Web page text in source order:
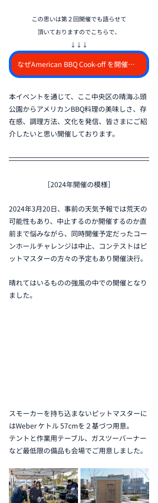
この思いは第２回開催でも語らせて
頂いておりますのでこちらで、
↓↓↓
なぜAmerican BBQ Cook-off を開催するのか？
本イベントを通じて、ここ中央区の晴海ふ頭
公園からアメリカンBBQ料理の美味しさ、存
在感、調理方法、文化を発信、皆さまにご紹
介したいと思い開催しております。
［2024年開催の模様］
2024年3月20日、事前の天気予報では荒天の
可能性もあり、中止するのか開催するのか直
前まで悩みながら、同時開催予定だったコー
ンホールチャレンジは中止、コンテストはピ
ットマスターの方々の予定もあり開催決行。
晴れてはいるものの強風の中での開催となり
ました。
スモーカーを持ち込まないピットマスターに
はWeber ケトル 57cmを２基づつ用意。
テントと作業用テーブル、ガスツーバーナー
など最低限の備品も会場でご用意しました。